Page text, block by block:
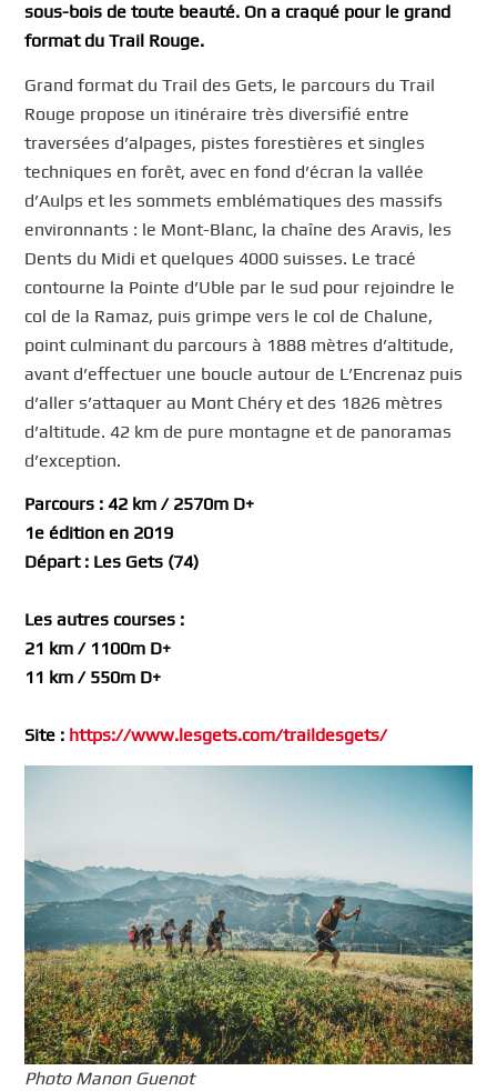
sous-bois de toute beauté. On a craqué pour le grand
format du Trail Rouge.
Grand format du Trail des Gets, le parcours du Trail
Rouge propose un itinéraire très diversifié entre
traversées d’alpages, pistes forestières et singles
techniques en forêt, avec en fond d’écran la vallée
d’Aulps et les sommets emblématiques des massifs
environnants : le Mont-Blanc, la chaîne des Aravis, les
Dents du Midi et quelques 4000 suisses. Le tracé
contourne la Pointe d’Uble par le sud pour rejoindre le
col de la Ramaz, puis grimpe vers le col de Chalune,
point culminant du parcours à 1888 mètres d’altitude,
avant d’effectuer une boucle autour de L’Encrenaz puis
d’aller s’attaquer au Mont Chéry et des 1826 mètres
d’altitude. 42 km de pure montagne et de panoramas
d’exception.
Parcours : 42 km / 2570m D+
1e édition en 2019
Départ : Les Gets (74)
Les autres courses :
21 km / 1100m D+
11 km / 550m D+
Site : https://www.lesgets.com/traildesgets/
Photo Manon Guenot